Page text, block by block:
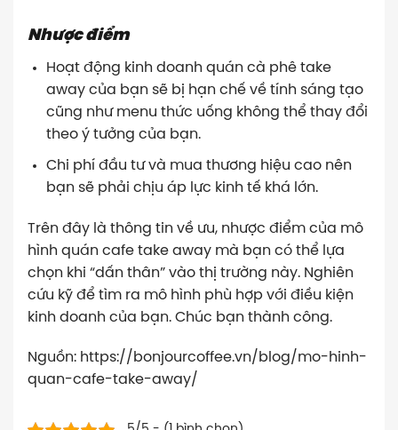
Nhược điểm
Hoạt động kinh doanh quán cà phê take
away của bạn sẽ bị hạn chế về tính sáng tạo
cũng như menu thức uống không thể thay đổi
theo ý tưởng của bạn.
Chi phí đầu tư và mua thương hiệu cao nên
bạn sẽ phải chịu áp lực kinh tế khá lớn.
Trên đây là thông tin về ưu, nhược điểm của mô
hình quán cafe take away mà bạn có thể lựa
chọn khi “dấn thân” vào thị trường này. Nghiên
cứu kỹ để tìm ra mô hình phù hợp với điều kiện
kinh doanh của bạn. Chúc bạn thành công.
Nguồn: https://bonjourcoffee.vn/blog/mo-hinh-
quan-cafe-take-away/